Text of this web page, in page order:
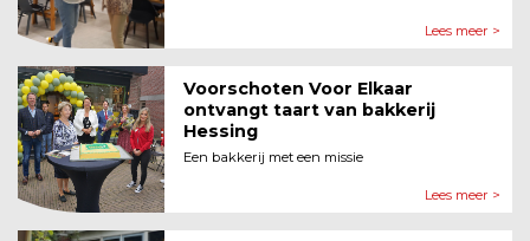
Lees meer >
Voorschoten Voor Elkaar
ontvangt taart van bakkerij
Hessing
Een bakkerij met een missie
Lees meer >